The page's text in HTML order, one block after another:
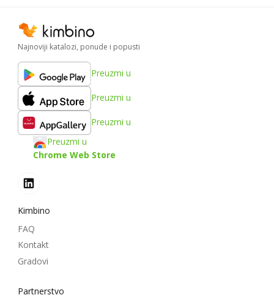
Najnoviji katalozi, ponude i popusti
Preuzmi u
Preuzmi u
Preuzmi u
Preuzmi u
Chrome Web Store
Kimbino
FAQ
Kontakt
Gradovi
Partnerstvo